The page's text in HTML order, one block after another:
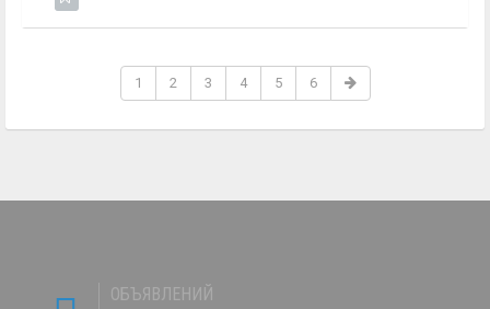
1 2 3 4 5 6
ОБЪЯВЛЕНИЙ